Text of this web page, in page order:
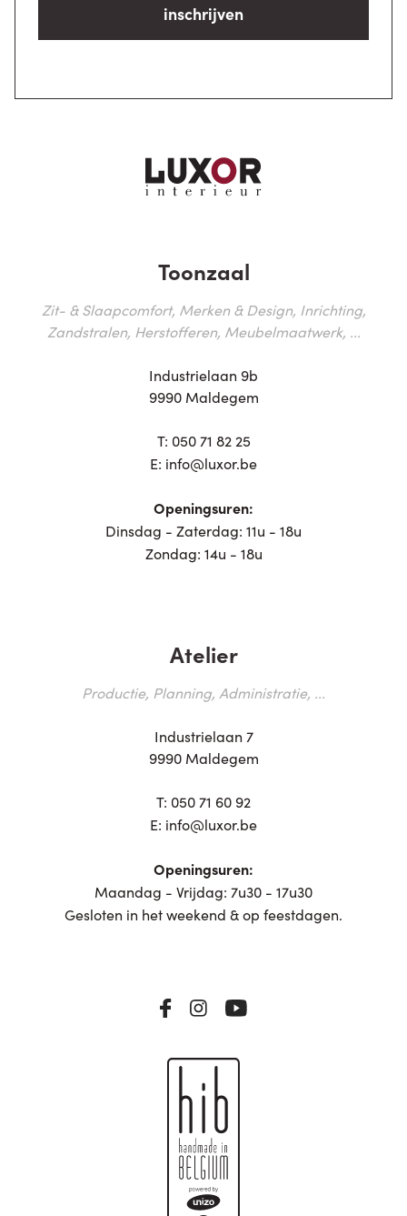
inschrijven
Toonzaal
Zit- & Slaapcomfort, Merken & Design, Inrichting,
Zandstralen, Herstofferen, Meubelmaatwerk, ...
Industrielaan 9b
9990 Maldegem
T: 050 71 82 25
E: info@luxor.be
Openingsuren:
Dinsdag - Zaterdag: 11u - 18u
Zondag: 14u - 18u
Atelier
Productie, Planning, Administratie, ...
Industrielaan 7
9990 Maldegem
T: 050 71 60 92
E: info@luxor.be
Openingsuren:
Maandag - Vrijdag: 7u30 - 17u30
Gesloten in het weekend & op feestdagen.